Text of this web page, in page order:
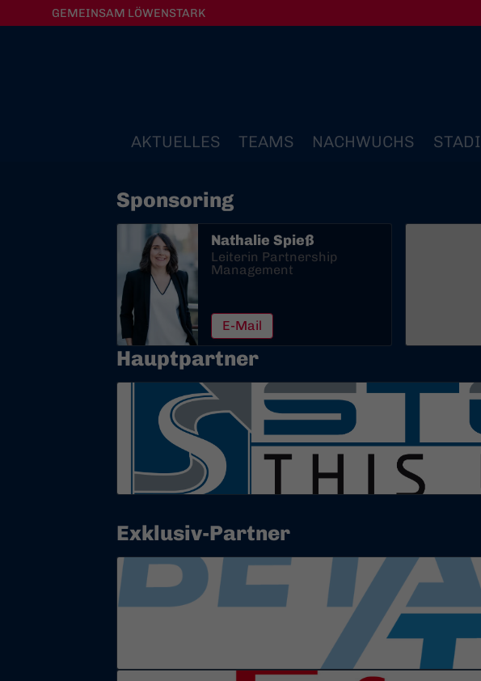
GEMEINSAM LÖWENSTARK
AKTUELLES TEAMS NACHWUCHS
Sponsoring
Nathalie Spieß
Leiterin Partnership
Management
E-Mail
Hauptpartner
Exklusiv-Partner